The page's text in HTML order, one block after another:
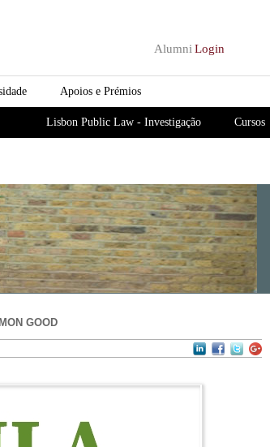
Alumni Login
Apoios e Prémios
Cursos
Lisbon Public Law - Investigação
GOOD